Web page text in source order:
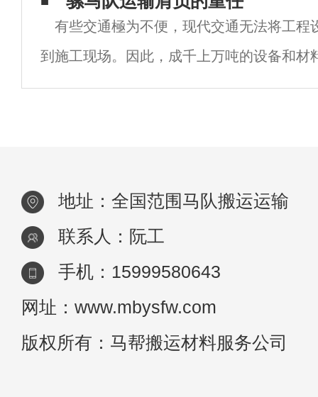
需求是非常必要的，这也是经过行业长
有些交通極为不便，现代交通无法将工程
到施工现场。因此，成千上万吨的设备和材
马队运输”肩负重任，将高山电塔的架设材
地址：全国范围马队搬运运输
联系人：阮工
手机：15999580643
网址：www.mbysfw.com
版权所有：马帮搬运材料服务公司